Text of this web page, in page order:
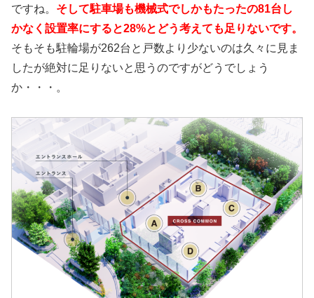
ですね。 そして駐車場も機械式でしかもたったの81台し
かなく設置率にすると28%とどう考えても足りないです。
そもそも駐輪場が262台と戸数より少ないのは久々に見ま
したが絶対に足りないと思うのですがどうでしょう
か・・・。